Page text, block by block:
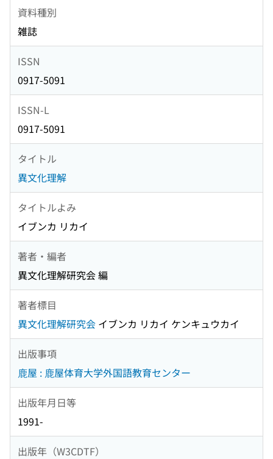
資料種別
雑誌
ISSN
0917-5091
ISSN-L
0917-5091
タイトル
異文化理解
タイトルよみ
イブンカ リカイ
著者・編者
異文化理解研究会 編
著者標目
異文化理解研究会 イブンカ リカイ ケンキュウカイ
出版事項
鹿屋 : 鹿屋体育大学外国語教育センター
出版年月日等
1991-
出版年（W3CDTF）